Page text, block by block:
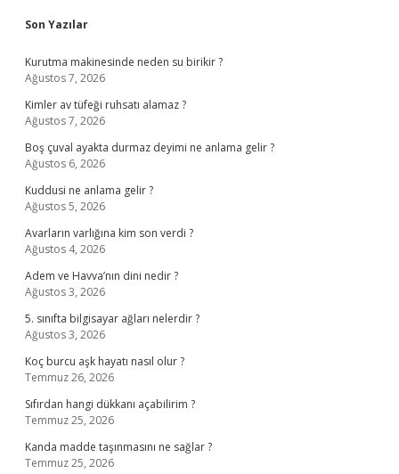
Sidebar
Son Yazılar
Kurutma makinesinde neden su birikir ?
Ağustos 7, 2026
Kimler av tüfeği ruhsatı alamaz ?
Ağustos 7, 2026
Boş çuval ayakta durmaz deyimi ne anlama gelir ?
Ağustos 6, 2026
Kuddusi ne anlama gelir ?
Ağustos 5, 2026
Avarların varlığına kim son verdi ?
Ağustos 4, 2026
Adem ve Havva’nın dini nedir ?
Ağustos 3, 2026
5. sınıfta bilgisayar ağları nelerdir ?
Ağustos 3, 2026
Koç burcu aşk hayatı nasıl olur ?
Temmuz 26, 2026
Sıfırdan hangi dükkanı açabilirim ?
Temmuz 25, 2026
Kanda madde taşınmasını ne sağlar ?
Temmuz 25, 2026